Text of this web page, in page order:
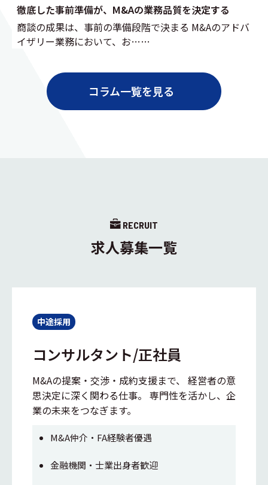
徹底した事前準備が、M&Aの業務品質を決定する
商談の成果は、事前の準備段階で決まる M&Aのアドバ
イザリー業務において、お……
コラム一覧を見る
RECRUIT
求人募集一覧
中途採用
コンサルタント/正社員
M&Aの提案・交渉・成約支援まで、 経営者の意
思決定に深く関わる仕事。 専門性を活かし、企
業の未来をつなぎます。
M&A仲介・FA経験者優遇
金融機関・士業出身者歓迎